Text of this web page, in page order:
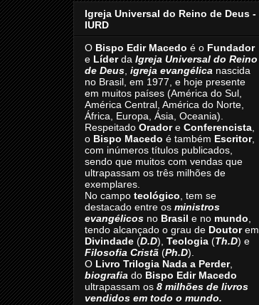
Igreja Universal do Reino de Deus -
IURD
O Bispo Edir Macedo é o Fundador
e Líderda Igreja Universal do Reino
de Deus, igreja evangélica nascida
no Brasil, em 1977, e hoje presente
em muitos países (América do Sul,
América Central, América do Norte,
África, Europa, Ásia, Oceania).
Respeitado Oradore Conferencista,
o Bispo Macedo é também Escritor,
com inúmeros títulos publicados,
sendo que muitos com vendas que
ultrapassam os três milhões de
exemplares.
No campo teológico, tem se
destacado entre os ministros
evangélicos no Brasil e no mundo,
tendo alcançado o grau de Doutorem
Divindade (D.D), Teologia (Th.D) e
Filosofia Cristã (Ph.D).
O Livro Trilogia Nada a Perder,
biografia do Bispo Edir Macedo
ultrapassam os 8 milhões de livros
vendidos em todo o mundo.